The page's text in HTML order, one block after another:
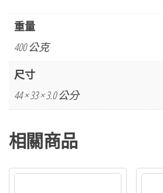
重量
400 公克
尺寸
44 × 33 × 3.0 公分
相關商品